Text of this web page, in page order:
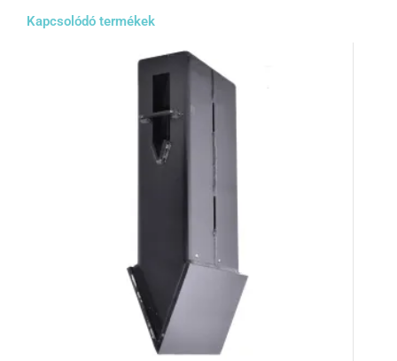
Kapcsolódó termékek